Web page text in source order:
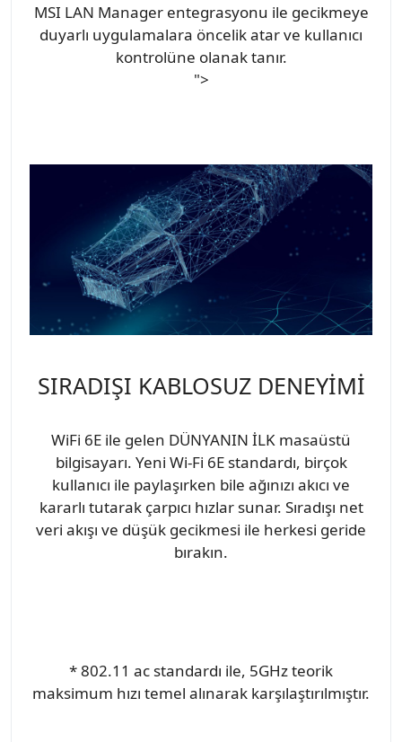
MSI LAN Manager entegrasyonu ile gecikmeye
duyarlı uygulamalara öncelik atar ve kullanıcı
kontrolüne olanak tanır.
">
SIRADIŞI KABLOSUZ DENEYİMİ
WiFi 6E ile gelen DÜNYANIN İLK masaüstü
bilgisayarı. Yeni Wi-Fi 6E standardı, birçok
kullanıcı ile paylaşırken bile ağınızı akıcı ve
kararlı tutarak çarpıcı hızlar sunar. Sıradışı net
veri akışı ve düşük gecikmesi ile herkesi geride
bırakın.
* 802.11 ac standardı ile, 5GHz teorik
maksimum hızı temel alınarak karşılaştırılmıştır.